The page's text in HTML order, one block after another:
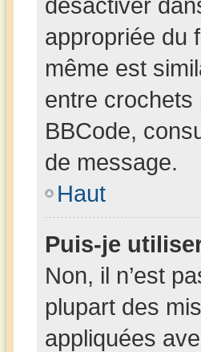
appropriée du
même est
entre crochets
BBCode,
de message.
Haut
Puis-je
Non, il n’est
plupart des
appliquées